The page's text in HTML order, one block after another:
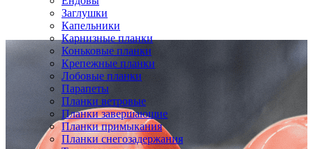
Заглушки
Капельники
Карнизные планки
Коньковые планки
Крепежные планки
Лобовые планки
Парапеты
Планки ветровые
Планки завершающие
Планки примыкания
Планки снегозадержания